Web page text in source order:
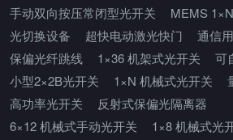
手动双向按压常闭型光开关
MEMS
光切换设备
超快电动激光快门
通信
保偏光纤跳线
1×36 机架式光开关
可
小型2×2B光开关
1×N 机械式光开关
高功率光开关
反射式保偏光隔离器
6×12 机械式手动光开关
1×8 机械式光